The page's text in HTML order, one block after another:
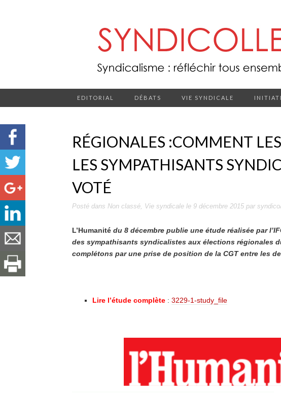
EDITORIAL DÉBATS VIE SYNDICALE
RÉGIONALES :COMMENT
LES SYMPATHISANTS
VOTÉ
Posté dans Non classé, Vie syndicale le 9 décembre 2015 par
L’Humanité du 8 décembre publie une étude réalisée par
des sympathisants syndicalistes aux élections régionales
complétons par une prise de position de la CGT entre les
Lire l’étude complète : 3229-1-study_file